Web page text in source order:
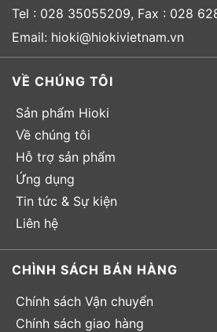
Tel : 028 35055209, Fax : 028
Email: hioki@hiokivietnam.vn
VỀ CHÚNG TÔI
Sản phẩm Hioki
Về chúng tôi
Hỗ trợ sản phẩm
Ứng dụng
Tin tức & Sự kiện
Liên hệ
CHÌNH SÁCH BÁN HÀNG
Chính sách Vận chuyển
Chính sách giao hàng